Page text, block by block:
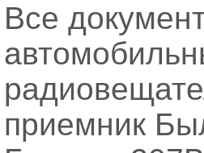
Все
приемник